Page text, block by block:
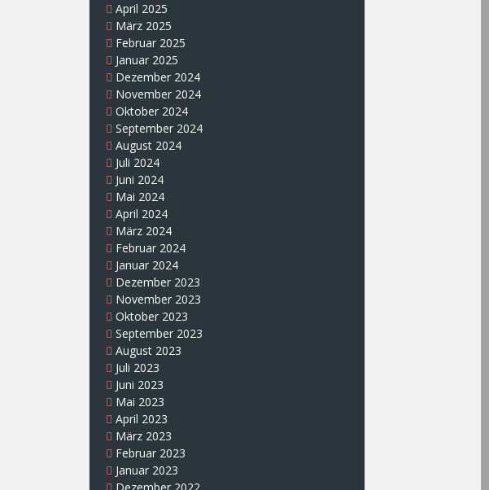
April 2025
März 2025
Februar 2025
Januar 2025
Dezember 2024
November 2024
Oktober 2024
September 2024
August 2024
Juli 2024
Juni 2024
Mai 2024
April 2024
März 2024
Februar 2024
Januar 2024
Dezember 2023
November 2023
Oktober 2023
September 2023
August 2023
Juli 2023
Juni 2023
Mai 2023
April 2023
März 2023
Februar 2023
Januar 2023